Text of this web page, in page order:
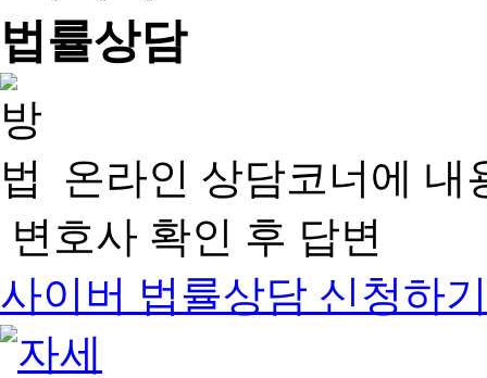
온라인 상담코너에 내
변호사 확인 후 답변
사이버 법률상담 신청하기